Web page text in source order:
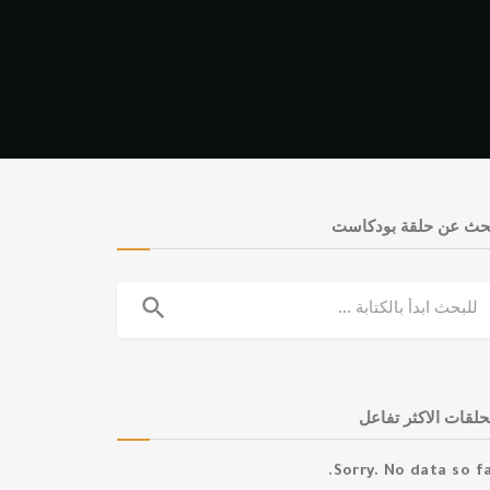
عن حلقة بودكاست
search
الاكثر تفاعل
Sorry. No data so